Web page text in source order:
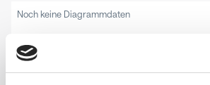
Noch keine Diagrammdaten